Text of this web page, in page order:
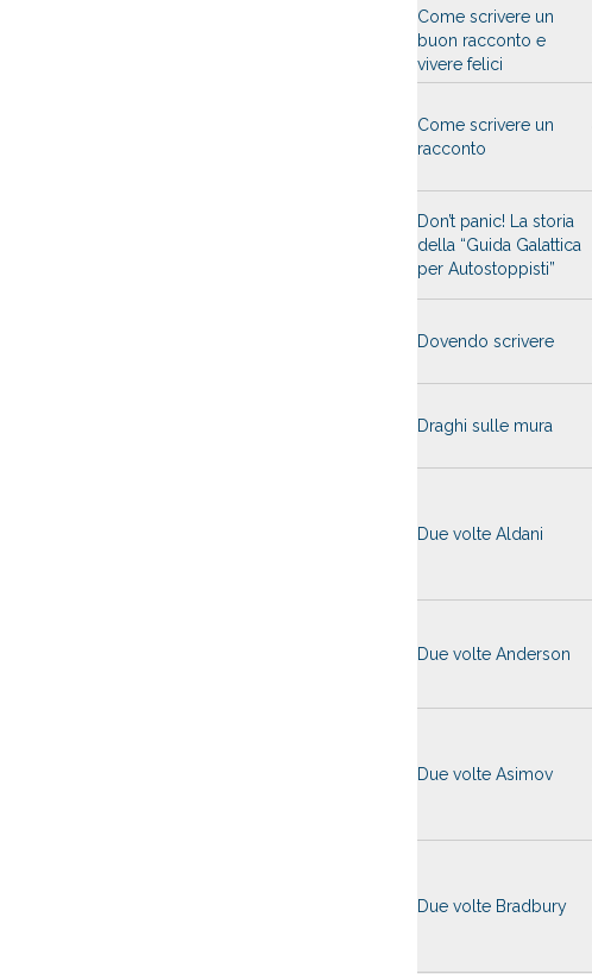
Come scrivere un
buon racconto e
vivere felici
Come scrivere un
racconto
Don’t panic! La storia
della “Guida Galattica
per Autostoppisti”
Dovendo scrivere
Draghi sulle mura
Due volte Aldani
Due volte Anderson
Due volte Asimov
Due volte Bradbury